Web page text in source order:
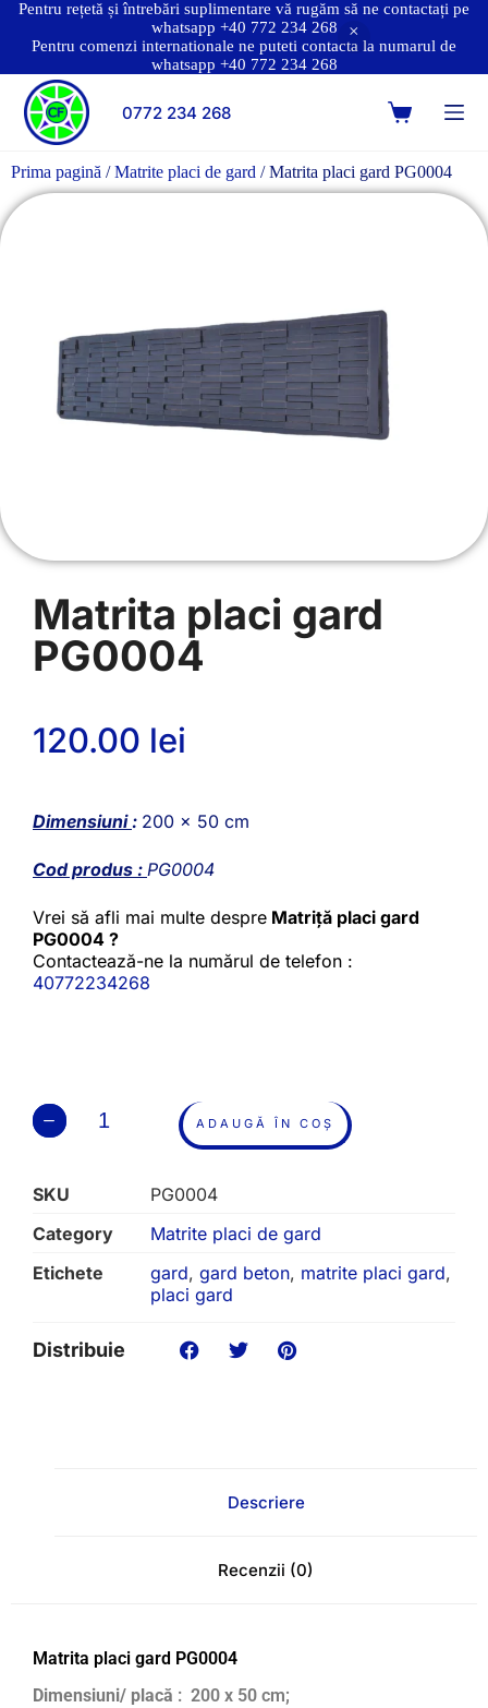
Pentru rețetă și întrebări suplimentare vă rugăm să ne contactați pe
whatsapp +40 772 234 268
Pentru comenzi internationale ne puteti contacta la numarul de
whatsapp +40 772 234 268
0772 234 268
Prima pagină /Matrite placi de gard / Matrita placi gard PG0004
Matrita placi gard
PG0004
120.00 lei
Dimensiuni: 200 x 50 cm
Cod produs : PG0004
Vrei să afli mai multe despre Matriță placi gard
PG0004 ?
Contactează-ne la numărul de telefon :
40772234268
ADAUGĂ ÎN COȘ
SKU
PG0004
Category
Matrite placi de gard
Etichete
gard, gard beton, matrite placi gard,
placi gard
Distribuie
Descriere
Recenzii (0)
Matrita placi gard PG0004
Dimensiuni/ placă : 200 x 50 cm;